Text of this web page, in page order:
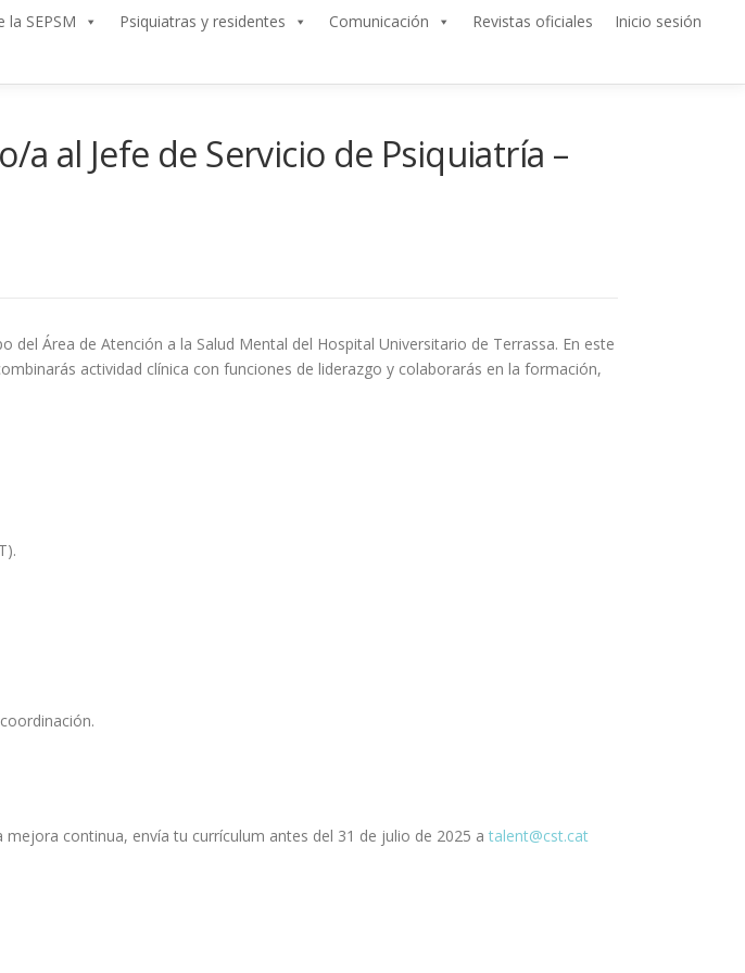
la SEPSM Psiquiatras y residentes Comunicación Revistas oficiales Inicio sesión
a al Jefe de Servicio de Psiquiatría –
Área de Atención a la Salud Mental del Hospital Universitario de Terrassa. En este
actividad clínica con funciones de liderazgo y colaborarás en la formación,
continua, envía tu currículum antes del 31 de julio de 2025 a talent@cst.cat